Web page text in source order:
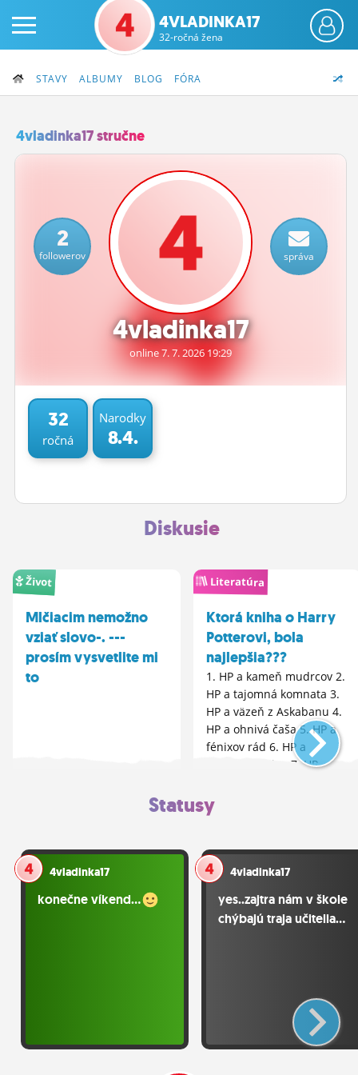
PRIHLÁS SA
ČINŽIAK
FÓRUM
STATUSY
BLOGY
OBRÁZKY
ĽUDIA
MÔJ PROFIL
NASTAVENIA
4VLADINKA17
32-ročná žena
STAVY ALBUMY BLOG FÓRA
4vladinka17 stručne
4vladinka17
online 7.7.2026 19:29
2
followerov správa
32
ročná
Narodky
8.4.
Diskusie
Život
Mlčiacim nemožno
vziať slovo-. ---
prosím vysvetlite mi
to
Literatúra
Ktorá kniha o Harry
Potterovi, bola
najlepšia???
1. HP a kameň mudrcov 2.
HP a tajomná komnata 3.
HP a väzeň z Askabanu 4.
HP a ohnivá čaša 5. HP a
fénixov rád 6. HP a
polovičný princ 7. HP...
Statusy
4vladinka17
konečne víkend...
4vladinka17
yes..zajtra nám v škole
chýbajú traja učitelia...